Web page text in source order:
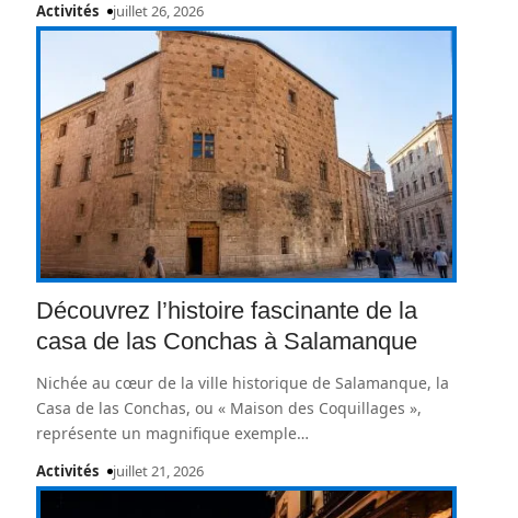
Activités juillet 26, 2026
Découvrez l’histoire fascinante de la
casa de las Conchas à Salamanque
Nichée au cœur de la ville historique de Salamanque, la
Casa de las Conchas, ou « Maison des Coquillages »,
représente un magnifique exemple…
Activités juillet 21, 2026